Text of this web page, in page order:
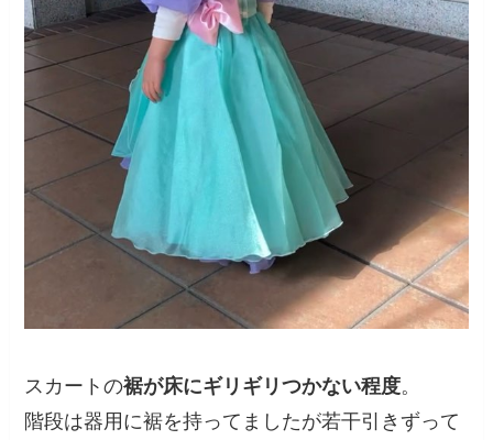
スカートの裾が床にギリギリつかない程度。
階段は器用に裾を持ってましたが若干引きずって